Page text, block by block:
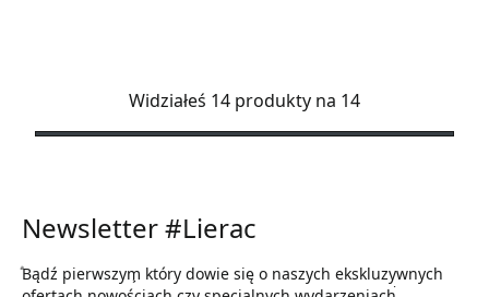
Widziałeś 14 produkty na 14
Newsletter #Lierac
ͣBądź pierwszym͕ który dowie się o naszych ekskluzywnych